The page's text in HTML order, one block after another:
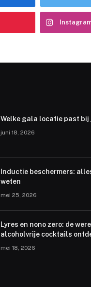
Welke gala locatie past bij
juni 18, 2026
Inductie beschermers:
weten
mei 25, 2026
Lyres en nono zero: de
alcoholvrije cocktails
mei 18, 2026